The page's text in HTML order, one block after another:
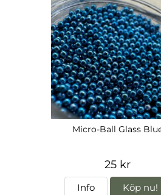
Micro-Ball Glass
25 kr
Info Köp nu!